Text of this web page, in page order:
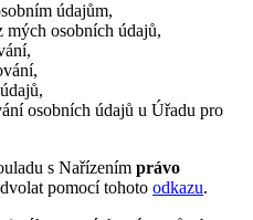
údajům,
mých osobních údajů,
osobních údajů u Úřadu pro
s Nařízením právo
pomocí tohoto odkazu.